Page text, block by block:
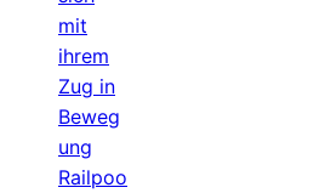
mit
ihrem
Zug in
Beweg
ung
Railpoo